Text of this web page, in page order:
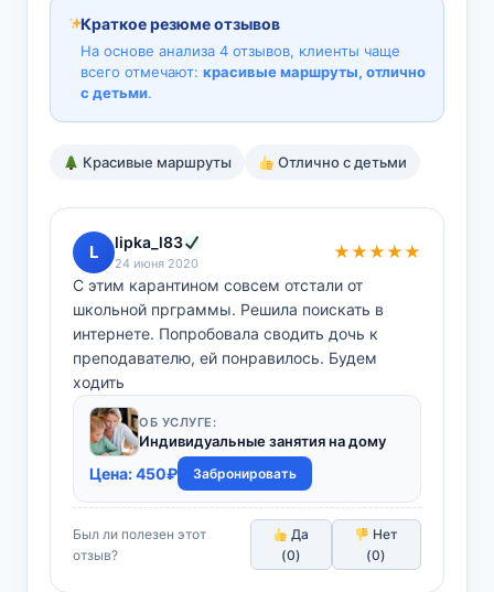
Краткое резюме отзывов
На основе анализа 4 отзывов, клиенты чаще
всего отмечают: красивые маршруты, отлично
с детьми.
Красивые маршруты Отлично с детьми
L lipka_l83
24 июня 2020
★★★★★
С этим карантином совсем отстали от
школьной прграммы. Решила поискать в
интернете. Попробовала сводить дочь к
преподавателю, ей понравилось. Будем
ходить
ОБ УСЛУГЕ:
Индивидуальные занятия на дому
Цена:450₽ Забронировать
Был ли полезен этот
отзыв?
Да
(0)
Нет
(0)